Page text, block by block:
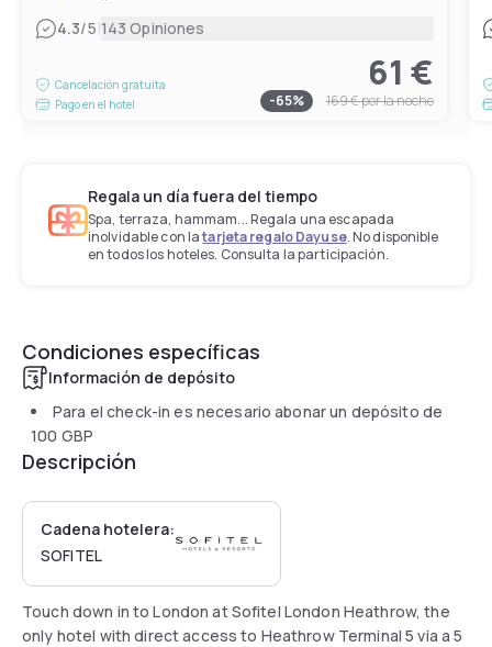
4.3/5|143 Opiniones
Cancelación gratuita
Pago en el hotel
61 €
-65% 169 €por la noche
Regala un día fuera del tiempo
Spa, terraza, hammam... Regala una escapada
inolvidable con latarjeta regalo Dayuse. No disponible
en todos los hoteles. Consulta la participación.
Condiciones específicas
Información de depósito
Para el check-in es necesario abonar un depósito de
100 GBP
Descripción
Cadena hotelera:
SOFITEL
Touch down in to London at Sofitel London Heathrow, the
only hotel with direct access to Heathrow Terminal 5 via a 5